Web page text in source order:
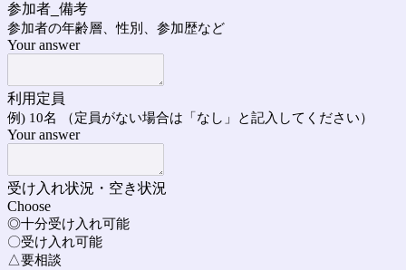
参加者_備考
参加者の年齢層、性別、参加歴など
Your answer
利用定員
例) 10名 （定員がない場合は「なし」と記入してください）
Your answer
受け入れ状況・空き状況
Choose
◎十分受け入れ可能
〇受け入れ可能
△要相談